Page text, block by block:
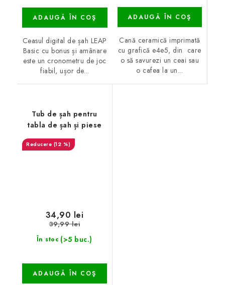
ADAUGĂ ÎN COŞ
Ceasul digital de șah LEAP
Basic cu bonus și amânare
este un cronometru de joc
fiabil, ușor de...
ADAUGĂ ÎN COŞ
Cană ceramică imprimată
cu grafică e4e5, din care
o să savurezi un ceai sau
o cafea la un...
Tub de șah pentru
tabla de șah și piese
(12 %)
În stoc (>5 buc.)
34,90 lei
39,99 lei
ADAUGĂ ÎN COŞ